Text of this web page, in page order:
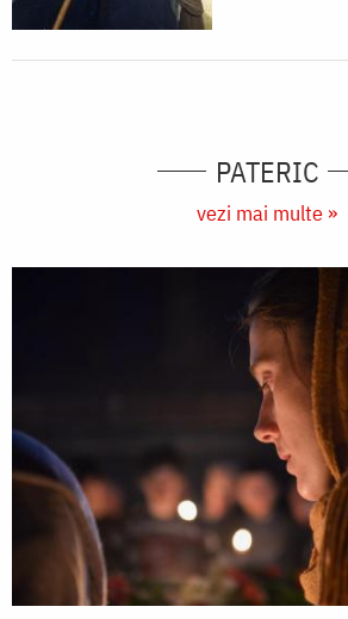
PATERIC
vezi mai multe »